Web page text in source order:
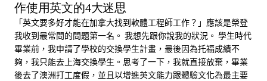
作使用英文的4大迷思
「英文要多好才能在加拿大找到軟體工程師工作？」應該是榮登
我收到最常問的問題第一名。 我想先跟你說我的狀況。 學生時代
畢業前，我申請了學校的交換學生計畫，最後因為托福成績不
夠，我只能去上海交換學生。思考了一下，我就直接放棄，畢業
後去了澳洲打工度假，並且以增進英文能力跟體驗文化為最主要